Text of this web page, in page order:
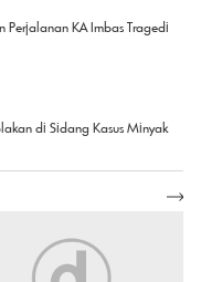
Perjalanan KA Imbas Tragedi
di Sidang Kasus Minyak